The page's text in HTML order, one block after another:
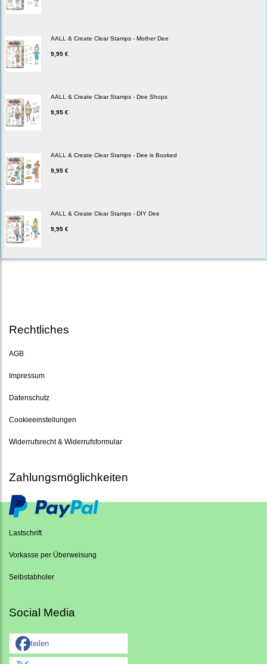
AALL & Create Clear Stamps - Mother Dee
9,95 €
AALL & Create Clear Stamps - Dee Shops
9,95 €
AALL & Create Clear Stamps - Dee is Booked
9,95 €
AALL & Create Clear Stamps - DIY Dee
9,95 €
Rechtliches
AGB
Impressum
Datenschutz
Cookieeinstellungen
Widerrufsrecht & Widerrufsformular
Zahlungsmöglichkeiten
Lastschrift
Vorkasse per Überweisung
Selbstabholer
Social Media
teilen